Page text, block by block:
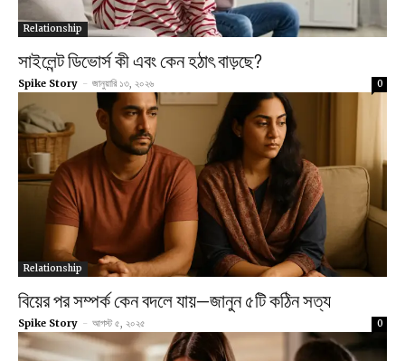
Relationship
সাইলেন্ট ডিভোর্স কী এবং কেন হঠাৎ বাড়ছে?
Spike Story - জানুয়ারি ১৩, ২০২৬ 0
Relationship
বিয়ের পর সম্পর্ক কেন বদলে যায়—জানুন ৫টি কঠিন সত্য
Spike Story - আগস্ট ৫, ২০২৫ 0